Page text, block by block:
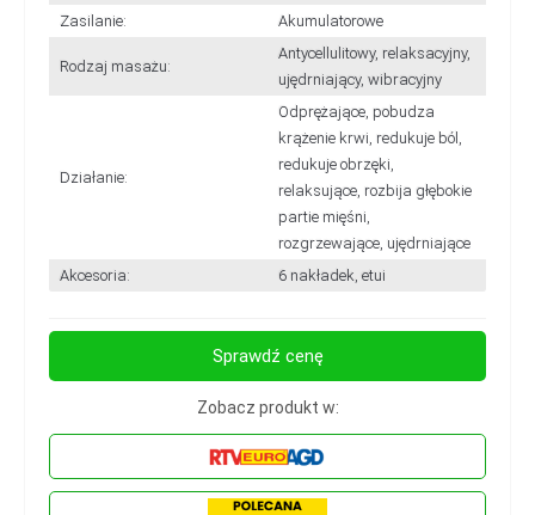
Zasilanie: Akumulatorowe
Rodzaj masażu:
Antycellulitowy, relaksacyjny,
ujędrniający, wibracyjny
Działanie:
Odprężające, pobudza
krążenie krwi, redukuje ból,
redukuje obrzęki,
relaksujące, rozbija głębokie
partie mięśni,
rozgrzewające, ujędrniające
Akcesoria:
6 nakładek, etui
Sprawdź cenę
Zobacz produkt w: